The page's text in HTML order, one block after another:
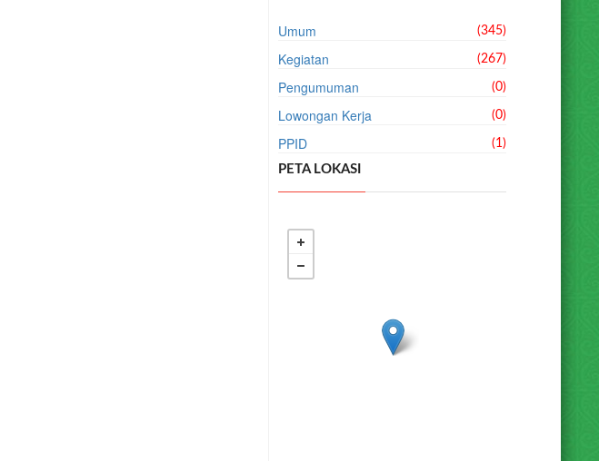
Umum (345)
Kegiatan (267)
Pengumuman (0)
Lowongan Kerja (0)
PPID (1)
PETA LOKASI